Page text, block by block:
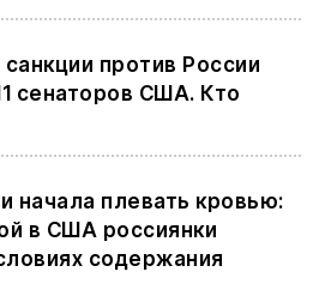
против России
сенаторов США. Кто
начала плевать кровью:
в США россиянки
содержания